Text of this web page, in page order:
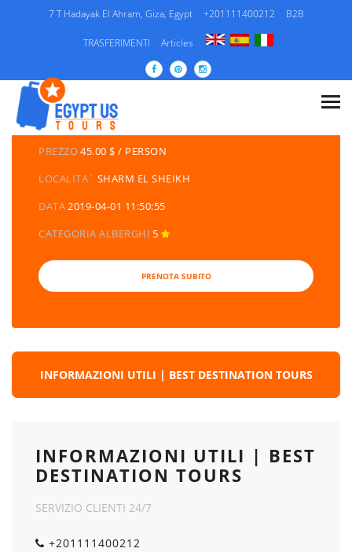
7 T Hadayak El Ahram, Giza, Egypt +201111400212 B2B
TRASFERIMENTI Articles
DETTAGLI DEI TOURS
CATEGORIA
EGITTO/ PACCHETTI DI VIAGGIO /
ESCURSIONI/ CROCIERA SUL NILO
PREZZO45.00 $ / PERSON
LOCALITA` SHARM EL SHEIKH
DATA2019-04-01 11:50:55
CATEGORIA ALBERGHI 5
PRENOTA SUBITO
INFORMAZIONI UTILI | BEST DESTINATION TOURS
INFORMAZIONI UTILI | BEST
DESTINATION TOURS
SERVIZIO CLIENTI 24/7
+201111400212